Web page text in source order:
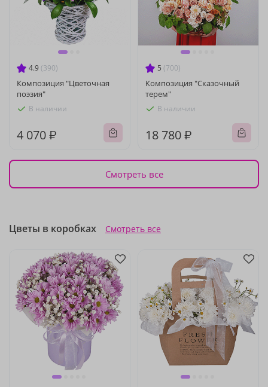
4.9 (390)
Композиция "Цветочная
поэзия"
В наличии
4 070 ₽
5 (700)
Композиция "Сказочный
терем"
В наличии
18 780 ₽
Смотреть все
Цветы в коробках Смотреть все